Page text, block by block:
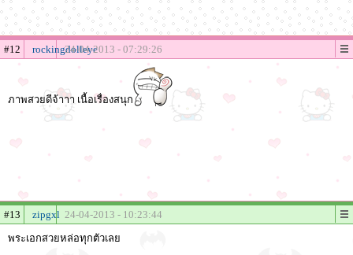
#12 rockingdolleye24-04-2013 - 07:29:26
ภาพสวยดีจ้าาา เนื้อเรื่องสนุก
#13 zipgxl 24-04-2013 - 10:23:44
พระเอกสวยหล่อทุกตัวเลย